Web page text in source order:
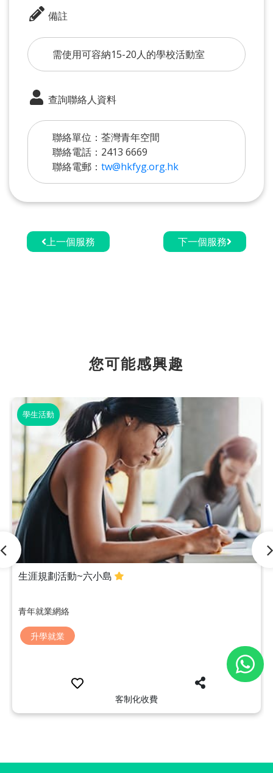
備註
需使用可容納15-20人的學校活動室
查詢聯絡人資料
聯絡單位：荃灣青年空間
聯絡電話：2413 6669
聯絡電郵： tw@hkfyg.org.hk
上一個服務 下一個服務
您可能感興趣
學生活動
生涯規劃活動~六小島
青年就業網絡
升學就業
客制化收費